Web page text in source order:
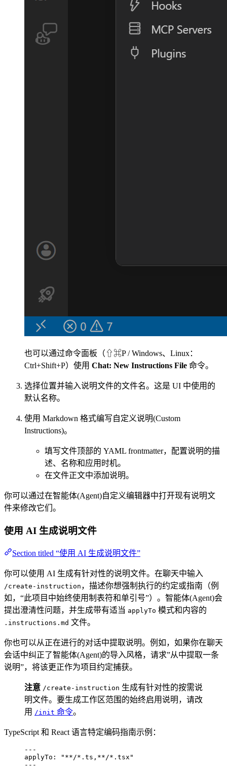
也可以通过命令面板（⇧⌘P / Windows、Linux：
Ctrl+Shift+P）使用 Chat: New Instructions File 命令。
选择位置并输入说明文件的文件名。这是 UI 中使用的
默认名称。
使用 Markdown 格式编写自定义说明(Custom
Instructions)。
填写文件顶部的 YAML frontmatter，配置说明的描
述、名称和应用时机。
在文件正文中添加说明。
你可以通过在智能体(Agent)自定义编辑器中打开现有说明文
件来修改它们。
使用 AI 生成说明文件
Section titled “使用 AI 生成说明文件”
你可以使用 AI 生成有针对性的说明文件。在聊天中输入
/create-instruction ，描述你想强制执行的约定或指南（例
如，“此项目中始终使用制表符和单引号”）。智能体(Agent)会
提出澄清性问题，并生成带有适当 applyTo 模式和内容的
.instructions.md 文件。
你也可以从正在进行的对话中提取说明。例如，如果你在聊天
会话中纠正了智能体(Agent)的导入风格，请求”从中提取一条
说明”，将该更正作为项目约定捕获。
注意 /create-instruction 生成有针对性的按需说
明文件。要生成工作区范围的始终启用说明，请改
用 /init 命令。
TypeScript 和 React 语言特定编码指南示例：
---
applyTo : " **/*.ts,**/*.tsx "
---